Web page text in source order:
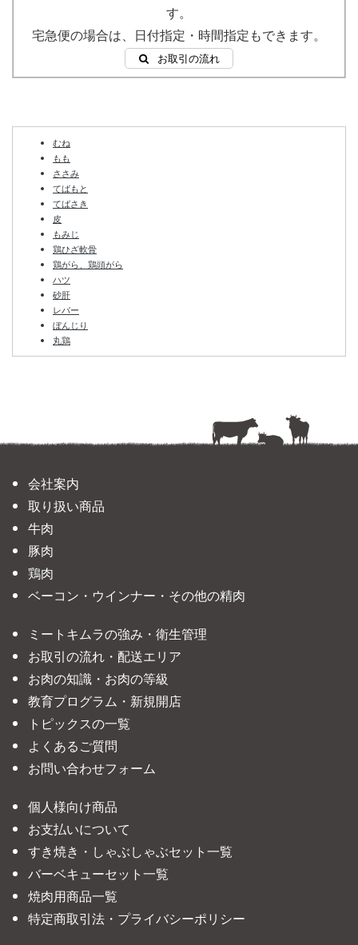
す。
宅急便の場合は、日付指定・時間指定もできます。
お取引の流れ
むね
もも
ささみ
てばもと
てばさき
皮
もみじ
鶏ひざ軟骨
鶏がら、鶏頭がら
ハツ
砂肝
レバー
ぼんじり
丸鶏
会社案内
取り扱い商品
牛肉
豚肉
鶏肉
ベーコン・ウインナー・その他の精肉
ミートキムラの強み・衛生管理
お取引の流れ・配送エリア
お肉の知識・お肉の等級
教育プログラム・新規開店
トピックスの一覧
よくあるご質問
お問い合わせフォーム
個人様向け商品
お支払いについて
すき焼き・しゃぶしゃぶセット一覧
バーベキューセット一覧
焼肉用商品一覧
特定商取引法・プライバシーポリシー